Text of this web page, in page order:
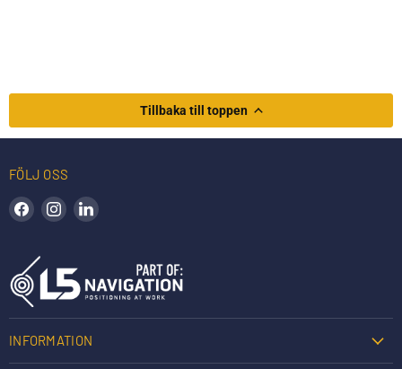
Tillbaka till toppen
FÖLJ OSS
Hitta oss på Facebook
Hitta oss på Instagram
INFORMATION